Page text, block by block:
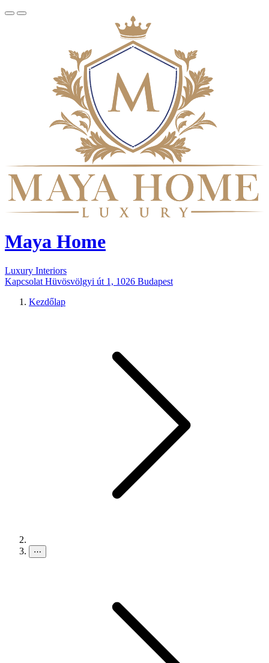
Maya Home
Luxury Interiors
Kapcsolat Hüvösvölgyi út 1, 1026 Budapest
Kezdőlap
⋯